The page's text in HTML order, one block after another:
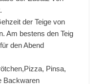
der Teige von
Am bestens den Teig
den Abend
Pinsa,
Backwaren